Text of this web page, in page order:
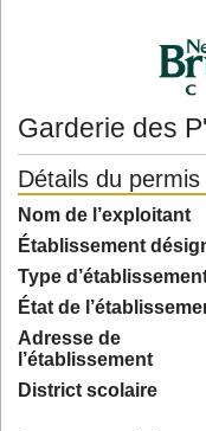
Garderie des
Détails du permis
Nom de l’exploitant
Établissement
Type
État de
Adresse de
l’établissement
District scolaire